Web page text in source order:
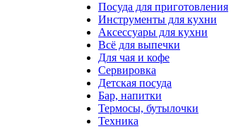
Посуда для приготовления
Инструменты для кухни
Аксессуары для кухни
Всё для выпечки
Для чая и кофе
Сервировка
Детская посуда
Бар, напитки
Термосы, бутылочки
Техника